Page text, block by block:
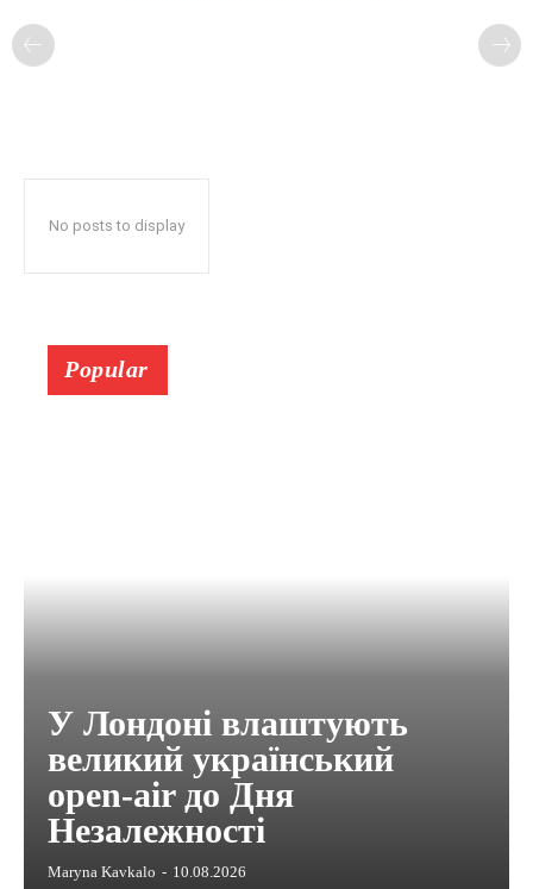
No posts to display
Popular
У Лондоні влаштують
великий український
open-air до Дня
Незалежності
Maryna Kavkalo - 10.08.2026